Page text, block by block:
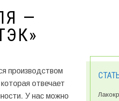
—
производством
отвечает
У нас можно